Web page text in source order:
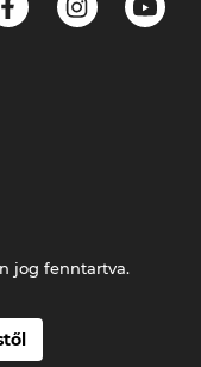
jog fenntartva.